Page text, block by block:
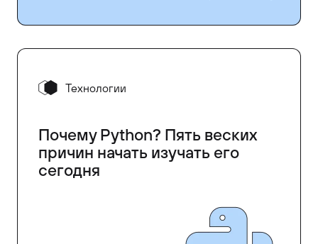
Технологии
Почему Python? Пять веских
причин начать изучать его
сегодня